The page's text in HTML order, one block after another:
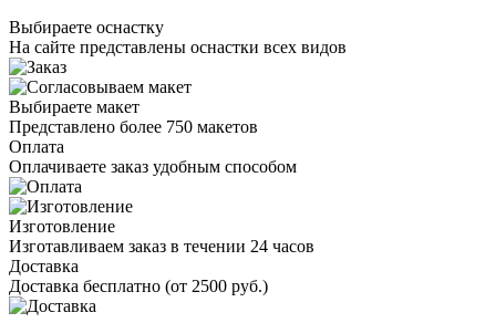
Выбираете оснастку
На сайте представлены оснастки всех видов
Выбираете макет
Представлено более 750 макетов
Оплата
Оплачиваете заказ удобным способом
Изготовление
Изготавливаем заказ в течении 24 часов
Доставка
Доставка бесплатно (от 2500 руб.)